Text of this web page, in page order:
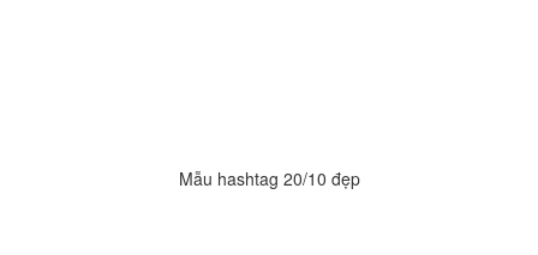
Mẫu hashtag 20/10 đẹp